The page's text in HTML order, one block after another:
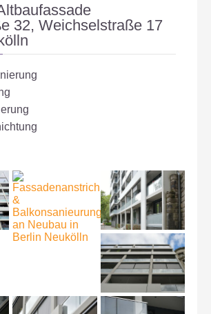
32, Weichselstraße 17